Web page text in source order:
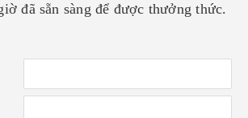
đã sẵn sàng để được thưởng thức.